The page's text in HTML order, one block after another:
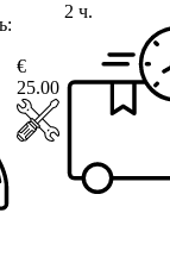
€
25.00
2 ч.